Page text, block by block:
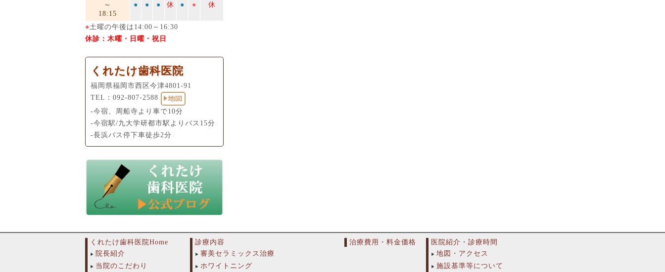
～
18:15
● ● ● 休 ● ● 休
●土曜の午後は14:00～16:30
休診：木曜・日曜・祝日
くれたけ歯科医院
福岡県福岡市西区今津4801-91
TEL： 092-807-2588
-今宿、周船寺より車で10分
-今宿駅/九大学研都市駅よりバス15分
-長浜バス停下車徒歩2分
くれたけ歯科医院Home
院長紹介
当院のこだわり
診療内容
審美セラミックス治療
ホワイトニング
治療費用・料金価格
医院紹介・診療時間
地図・アクセス
施設基準等について